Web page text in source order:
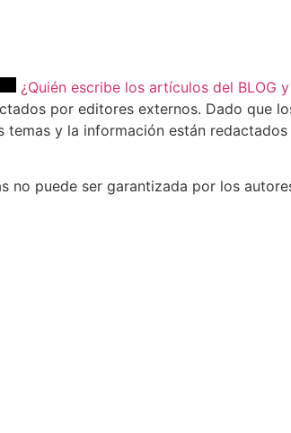
¿Quién escribe los artículos del BLOG
por editores externos. Dado que
y la información están
puede ser garantizada por los